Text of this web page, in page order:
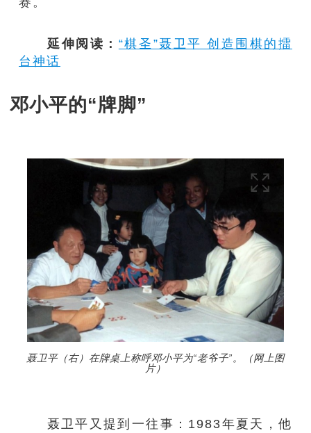
延伸阅读： “棋圣”聂卫平 创造围棋的擂
台神话
邓小平的“牌脚”
聂卫平（右）在牌桌上称呼邓小平为“老爷子”。（网上图
片）
聂卫平又提到一往事：1983年夏天，他